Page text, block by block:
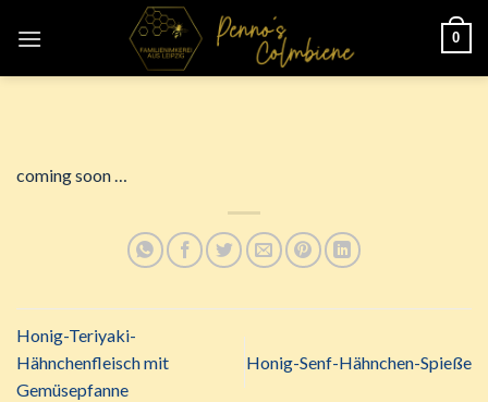
Inhalt
0
coming soon …
Honig-Teriyaki-
Hähnchenfleisch mit
Gemüsepfanne
Honig-Senf-Hähnchen-Spieße